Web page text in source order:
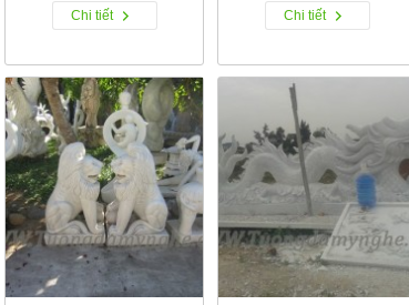
Chi tiết Chi tiết